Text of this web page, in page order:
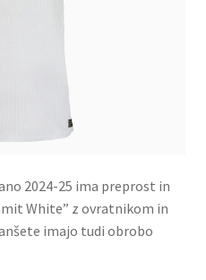
2024-25 ima preprost in
White” z ovratnikom in
imajo tudi obrobo